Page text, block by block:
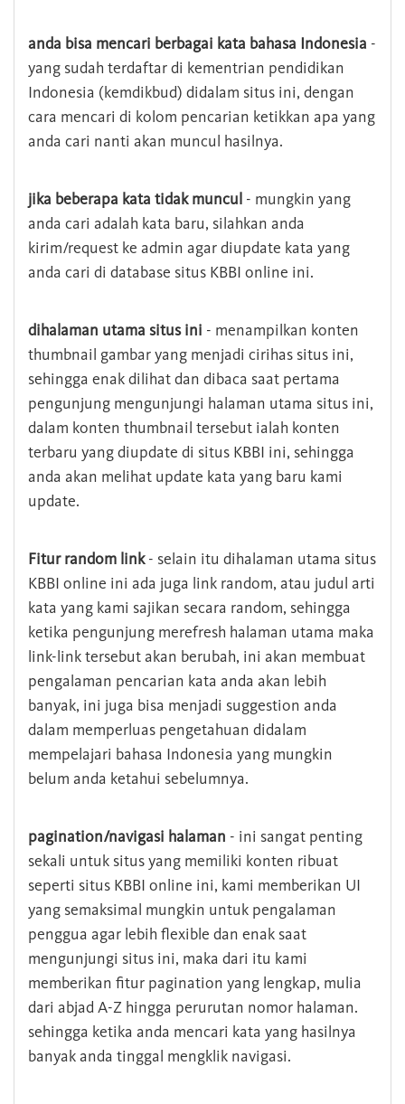
anda bisa mencari berbagai kata bahasa Indonesia -
yang sudah terdaftar di kementrian pendidikan
Indonesia (kemdikbud) didalam situs ini, dengan
cara mencari di kolom pencarian ketikkan apa yang
anda cari nanti akan muncul hasilnya.
jika beberapa kata tidak muncul - mungkin yang
anda cari adalah kata baru, silahkan anda
kirim/request ke admin agar diupdate kata yang
anda cari di database situs KBBI online ini.
dihalaman utama situs ini - menampilkan konten
thumbnail gambar yang menjadi cirihas situs ini,
sehingga enak dilihat dan dibaca saat pertama
pengunjung mengunjungi halaman utama situs ini,
dalam konten thumbnail tersebut ialah konten
terbaru yang diupdate di situs KBBI ini, sehingga
anda akan melihat update kata yang baru kami
update.
Fitur random link- selain itu dihalaman utama situs
KBBI online ini ada juga link random, atau judul arti
kata yang kami sajikan secara random, sehingga
ketika pengunjung merefresh halaman utama maka
link-link tersebut akan berubah, ini akan membuat
pengalaman pencarian kata anda akan lebih
banyak, ini juga bisa menjadi suggestion anda
dalam memperluas pengetahuan didalam
mempelajari bahasa Indonesia yang mungkin
belum anda ketahui sebelumnya.
pagination/navigasi halaman - ini sangat penting
sekali untuk situs yang memiliki konten ribuat
seperti situs KBBI online ini, kami memberikan UI
yang semaksimal mungkin untuk pengalaman
penggua agar lebih flexible dan enak saat
mengunjungi situs ini, maka dari itu kami
memberikan fitur pagination yang lengkap, mulia
dari abjad A-Z hingga perurutan nomor halaman.
sehingga ketika anda mencari kata yang hasilnya
banyak anda tinggal mengklik navigasi.